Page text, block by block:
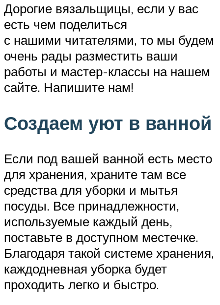
Дорогие вязальщицы, если у вас
есть чем поделиться
с нашими читателями, то мы будем
очень рады разместить ваши
работы и мастер-классы на нашем
сайте. Напишите нам!
Создаем уют в ванной
Если под вашей ванной есть место
для хранения, храните там все
средства для уборки и мытья
посуды. Все принадлежности,
используемые каждый день,
поставьте в доступном местечке.
Благодаря такой системе хранения,
каждодневная уборка будет
проходить легко и быстро.